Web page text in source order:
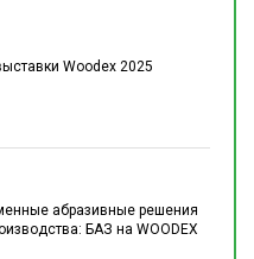
Woodex 2025
абразивные решения
БАЗ на WOODEX